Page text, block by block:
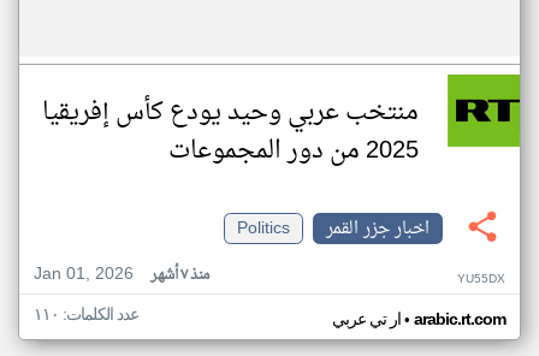
منتخب عربي وحيد يودع كأس إفريقيا
2025 من دور المجموعات
اخبار جزر القمر
Politics
Jan 01, 2026
منذ ٧ أشهر YU55DX
ار تي عربي• arabic.rt.com عدد الكلمات: ١١٠